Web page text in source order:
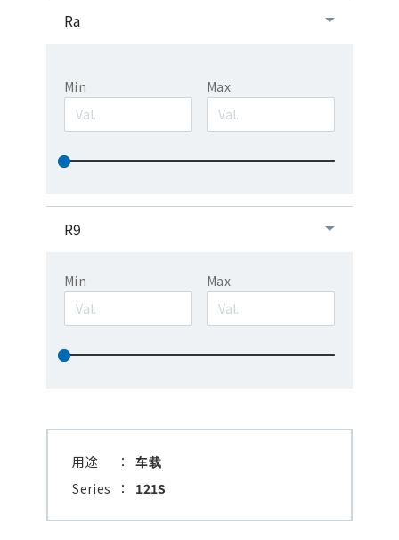
Ra
Min Max
R9
Min Max
用途 ：
车载
Series
： 121S